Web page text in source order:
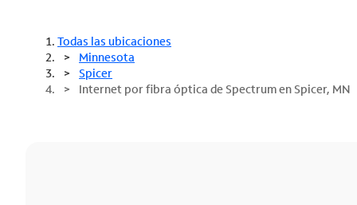
Todas las ubicaciones
Minnesota
Spicer
Internet por fibra óptica de Spectrum en Spicer, MN